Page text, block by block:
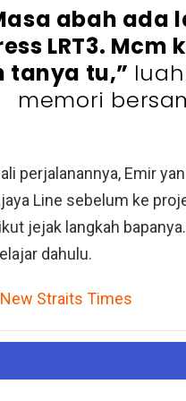
abah ada
LRT3.
tanya tu,”
memori
perjalanannya, Emir
Line sebelum ke
jejak langkah
dahulu.
New Straits Times